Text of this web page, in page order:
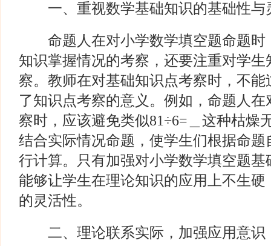
一、重视数学基础知识的基础性与
命题人在对小学数学填空题命题时
知识掌握情况的考察，还要注重对学
察。教师在对基础知识点考察时，不
了知识点考察的意义。例如，命题人
察时，应该避免类似81÷6=＿这种枯燥
结合实际情况命题，使学生们根据命
行计算。只有加强对小学数学填空题
能够让学生在理论知识的应用上不生
的灵活性。
二、理论联系实际，加强应用意识